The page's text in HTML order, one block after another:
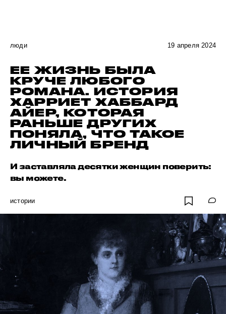
люди 19 апреля 2024
ЕЕ ЖИЗНЬ БЫЛА
КРУЧЕ ЛЮБОГО
РОМАНА. ИСТОРИЯ
ХАРРИЕТ ХАББАРД
АЙЕР, КОТОРАЯ
РАНЬШЕ ДРУГИХ
ПОНЯЛА, ЧТО ТАКОЕ
ЛИЧНЫЙ БРЕНД
И заставляла десятки женщин поверить:
вы можете.
истории